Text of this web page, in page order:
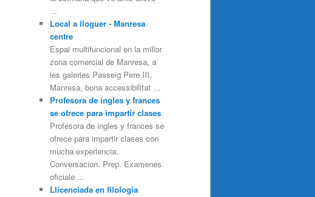
...
Local a lloguer - Manresa
centre
Espai multifuncional en la millor
zona comercial de Manresa, a
les galeries Passeig Pere III,
Manresa, bona accessibilitat ...
Profesora de ingles y frances
se ofrece para impartir clases
Profesora de ingles y frances se
ofrece para impartir clases con
mucha experiencia.
Conversacion. Prep. Examenes
oficiale ...
Llicenciada en filologia